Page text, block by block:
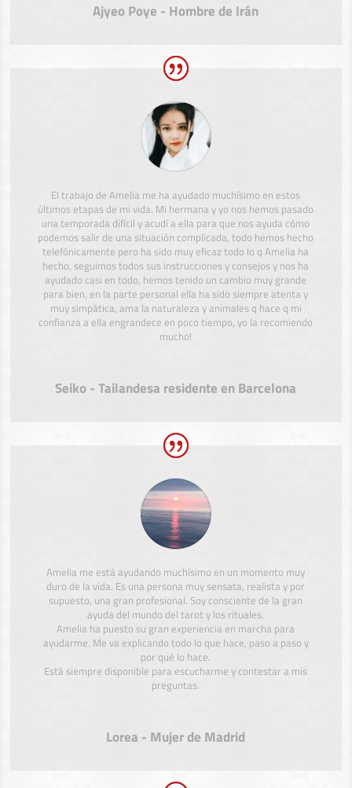
Ajyeo Poye - Hombre de Irán
El trabajo de Amelia me ha ayudado muchísimo en estos
últimos etapas de mi vida. Mi hermana y yo nos hemos pasado
una temporada difícil y acudí a ella para que nos ayuda cómo
podemos salir de una situación complicada, todo hemos hecho
telefónicamente pero ha sido muy eficaz todo lo q Amelia ha
hecho, seguimos todos sus instrucciones y consejos y nos ha
ayudado casi en todo, hemos tenido un cambio muy grande
para bien, en la parte personal ella ha sido siempre atenta y
muy simpática, ama la naturaleza y animales q hace q mi
confianza a ella engrandece en poco tiempo, yo la recomiendo
mucho!
Seiko - Tailandesa residente en Barcelona
Amelia me está ayudando muchísimo en un momento muy
duro de la vida. Es una persona muy sensata, realista y por
supuesto, una gran profesional. Soy consciente de la gran
ayuda del mundo del tarot y los rituales.
Amelia ha puesto su gran experiencia en marcha para
ayudarme. Me va explicando todo lo que hace, paso a paso y
por qué lo hace.
Está siempre disponible para escucharme y contestar a mis
preguntas.
Lorea - Mujer de Madrid